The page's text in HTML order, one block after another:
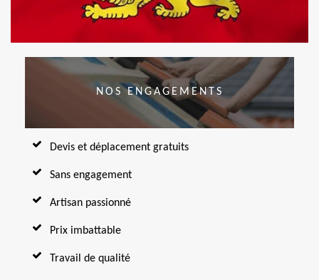
NOS ENGAGEMENTS
Devis et déplacement gratuits
Sans engagement
Artisan passionné
Prix imbattable
Travail de qualité